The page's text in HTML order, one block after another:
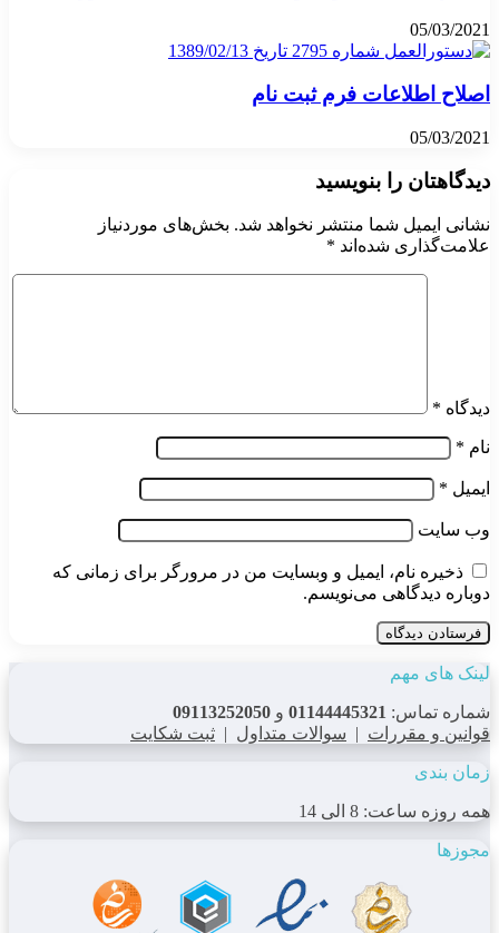
05/03/2021
اصلاح اطلاعات فرم ثبت نام
05/03/2021
دیدگاهتان را بنویسید
نشانی ایمیل شما منتشر نخواهد شد. بخش‌های موردنیاز
علامت‌گذاری شده‌اند *
دیدگاه *
نام *
ایمیل *
وب‌ سایت
ذخیره نام، ایمیل و وبسایت من در مرورگر برای زمانی که
دوباره دیدگاهی می‌نویسم.
لینک های مهم
شماره تماس: 01144445321 و 09113252050
قوانین و مقررات | سوالات متداول | ثبت شکایت
زمان بندی
همه روزه ساعت: 8 الی 14
مجوزها